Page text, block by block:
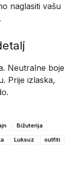
naglasiti vašu
Neutralne boje
Prije izlaska,
Bižuterija
Luksuz outfiti